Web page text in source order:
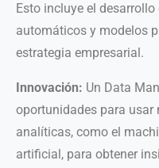
Esto incluye el
automáticos y modelos
estrategia empresarial.
Innovación: Un Data
oportunidades para usar
analíticas, como el
artificial, para obtener